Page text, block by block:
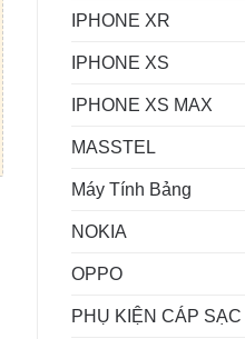
IPHONE XR
IPHONE XS
IPHONE XS MAX
MASSTEL
Máy Tính Bảng
NOKIA
OPPO
PHỤ KIỆN CÁP SẠC